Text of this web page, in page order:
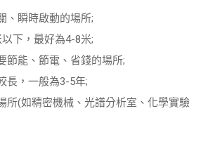
、瞬時啟動的場所;
下，最好為4-8米;
節能、節電、省錢的場所;
長，一般為3-5年;
所(如精密機械、光譜分析室、化學實驗